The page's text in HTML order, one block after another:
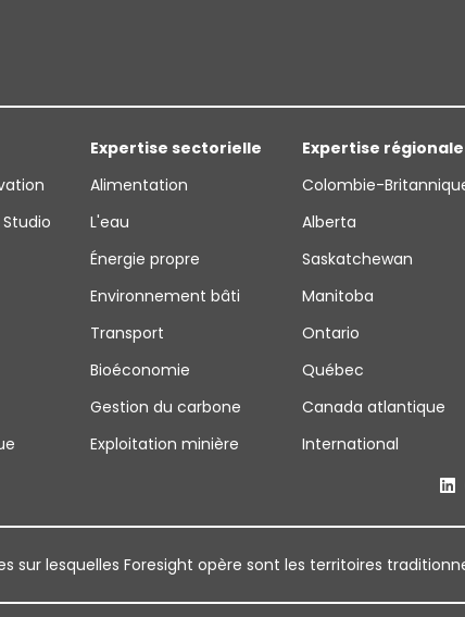
Expertise sectorielle
Alimentation
L'eau
Énergie propre
Environnement bâti
Transport
Bioéconomie
Gestion du carbone
Exploitation minière
Expertise régionale
Colombie-
Alberta
Saskatchewan
Manitoba
Ontario
Québec
Canada atlantique
International
sur lesquelles Foresight opère sont les territoires